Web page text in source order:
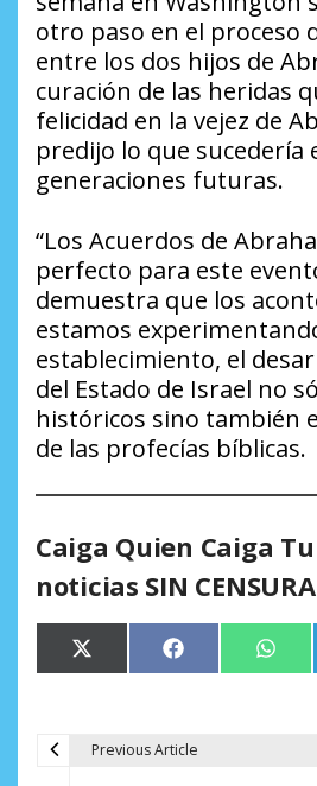
otro paso en el proceso
entre los dos hijos de
curación de las heridas
felicidad en la vejez de
predijo lo que sucedería
generaciones futuras.
“Los Acuerdos de
perfecto para este
demuestra que los
estamos
establecimiento, el
del Estado de Israel no
históricos sino también
de las profecías bíblicas.
Caiga Quien Caiga
noticias SIN CENSURA
Compartir
en
X
(Twitter)
Compartir
en
Facebook
en
Previous Article